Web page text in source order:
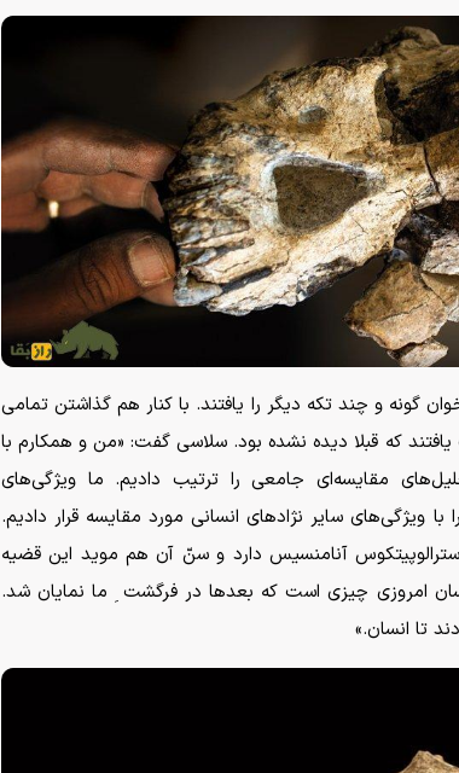
و چند تکه دیگر را یافتند. با کنار هم گذاشتن تمامی
که قبلا دیده نشده بود. سلاسی گفت: «من و همکارم با
مقایسه‌ای جامعی را ترتیب دادیم. ما ویژگی‌های
ویژگی‌های سایر نژاد‌های انسانی مورد مقایسه قرار دادیم.
آنامنسیس دارد و سنّ آن هم موید این قضیه
امروزی چیزی است که بعد‌ها در فرگشت ِ ما نمایان شد.